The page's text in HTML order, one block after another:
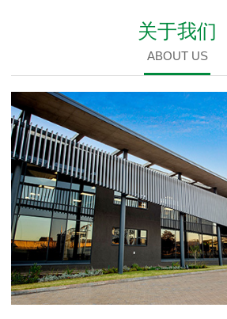
关于我们
ABOUT US